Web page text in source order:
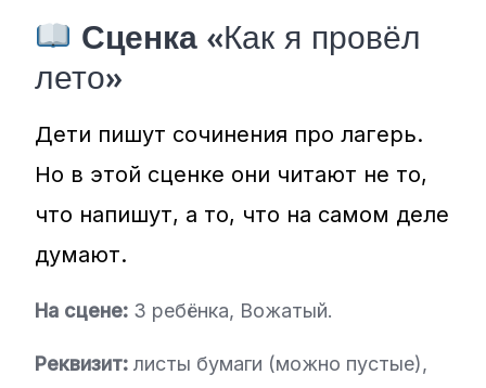
Сценка«Как я провёл
лето»
Дети пишут сочинения про лагерь.
Но в этой сценке они читают не то,
что напишут, а то, что на самом деле
думают.
На сцене: 3 ребёнка, Вожатый.
Реквизит: листы бумаги (можно пустые),